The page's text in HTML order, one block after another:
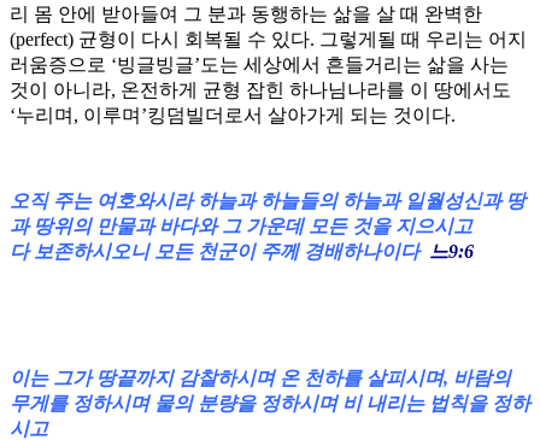
리 몸 안에 받아들여 그 분과 동행하는 삶을 살 때 완벽한
(perfect) 균형이 다시 회복될 수 있다. 그렇게될 때 우리는 어지
러움증으로 ‘빙글빙글’도는 세상에서 흔들거리는 삶을 사는
것이 아니라, 온전하게 균형 잡힌 하나님나라를 이 땅에서도
‘누리며, 이루며’킹덤빌더로서 살아가게 되는 것이다.
오직 주는 여호와시라 하늘과 하늘들의 하늘과 일월성신과 땅
과 땅위의 만물과 바다와 그 가운데 모든 것을 지으시고
다 보존하시오니 모든 천군이 주께 경배하나이다 느9:6
이는 그가 땅끝까지 감찰하시며 온 천하를 살피시며, 바람의
무게를 정하시며 물의 분량을 정하시며 비 내리는 법칙을 정하
시고